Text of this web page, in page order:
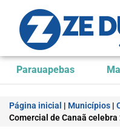
Parauapebas
Página inicial | Municípios |
Comercial de Canaã